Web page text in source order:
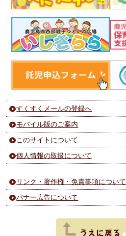
すくすくメールの登録へ
モバイル版のご案内
このサイトについて
個人情報の取扱について
リンク・著作権・免責事項について
バナー広告について